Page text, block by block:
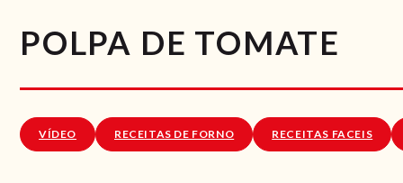
POLPA DE TOMATE
VÍDEO RECEITAS DE FORNO RECEITAS FACEIS